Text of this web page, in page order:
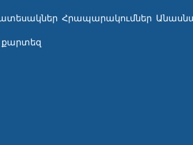
Հրապարակումներ
քարտեզ